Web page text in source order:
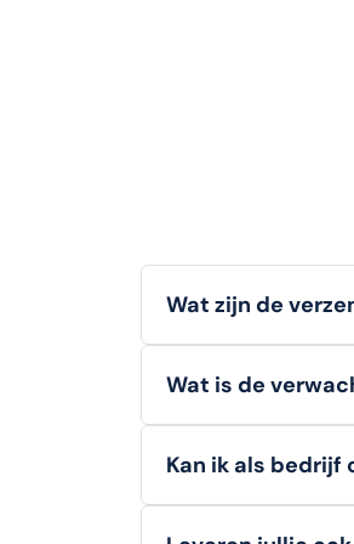
Wat zijn de
bestellingen onder
Wat is de
Kan ik als bedrijf